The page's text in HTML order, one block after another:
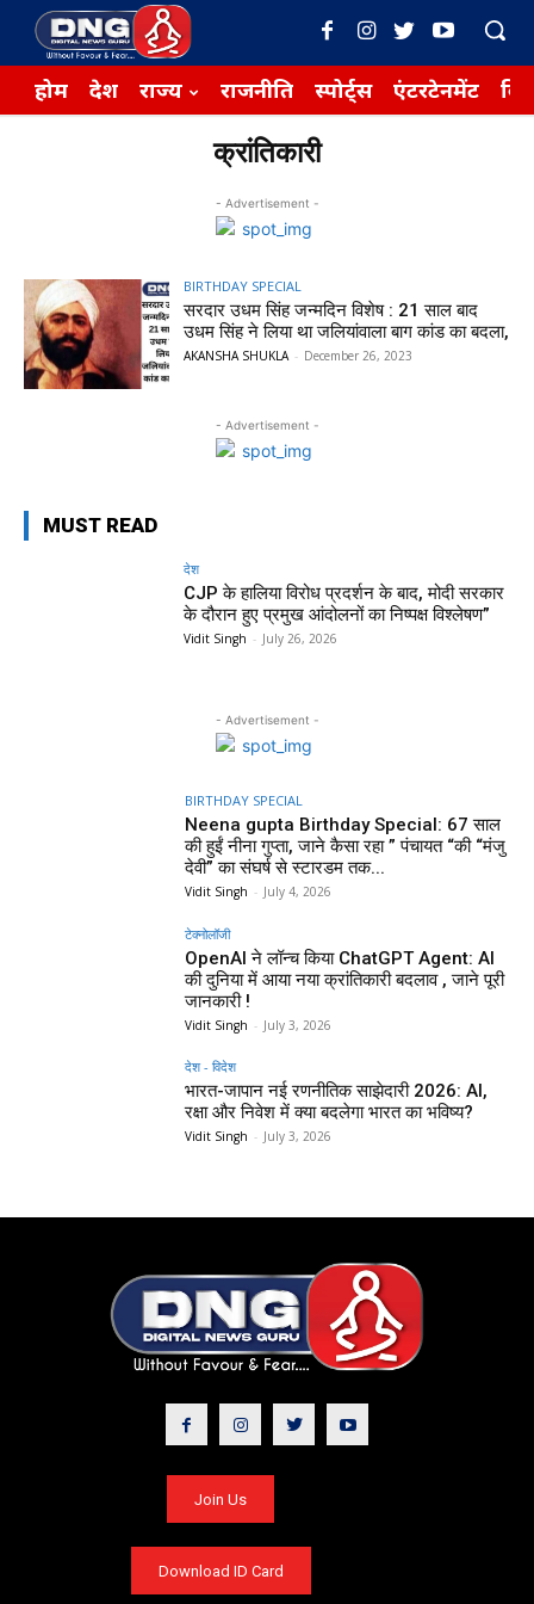
होम देश राज्य राजनीति स्पोर्ट्स एंटरटेनमेंट
क्रांतिकारी
- Advertisement -
BIRTHDAY SPECIAL
सरदार उधम सिंह जन्मदिन विशेष : 21 साल बाद
उधम सिंह ने लिया था जलियांवाला बाग कांड का बदला,
AKANSHA SHUKLA - December 26, 2023
- Advertisement -
MUST READ
देश
CJP के हालिया विरोध प्रदर्शन के बाद, मोदी सरकार
के दौरान हुए प्रमुख आंदोलनों का निष्पक्ष विश्लेषण”
Vidit Singh - July 26, 2026
- Advertisement -
BIRTHDAY SPECIAL
Neena gupta Birthday Special: 67 साल
की हुईं नीना गुप्ता, जाने कैसा रहा ” पंचायत “की “मंजु
देवी” का संघर्ष से स्टारडम तक...
Vidit Singh - July 4, 2026
टेक्नोलॉजी
OpenAI ने लॉन्च किया ChatGPT Agent: AI
की दुनिया में आया नया क्रांतिकारी बदलाव , जाने पूरी
जानकारी !
Vidit Singh - July 3, 2026
देश - विदेश
भारत-जापान नई रणनीतिक साझेदारी 2026: AI,
रक्षा और निवेश में क्या बदलेगा भारत का भविष्य?
Vidit Singh - July 3, 2026
Join Us
Download ID Card